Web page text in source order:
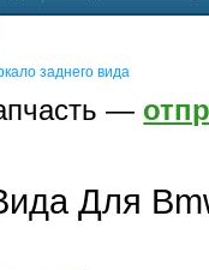
заднего вида
—
Для